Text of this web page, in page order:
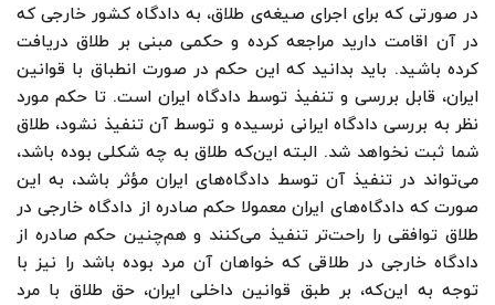
در صورتی که برای اجرای صیغه‌ی طلاق، به دادگاه کشور خارجی که
در آن اقامت دارید مراجعه کرده و حکمی مبنی بر طلاق دریافت
کرده باشید. باید بدانید که این حکم در صورت انطباق با قوانین
ایران، قابل بررسی و تنفیذ توسط دادگاه ایران است. تا حکم مورد
نظر به بررسی دادگاه ایرانی نرسیده و توسط آن تنفیذ نشود، طلاق
شما ثبت نخواهد شد. البته این‌که طلاق به چه شکلی بوده باشد،
می‌تواند در تنفیذ آن توسط دادگاه‌های ایران مؤثر باشد، به این
صورت که دادگاه‌های ایران معمولا حکم صادره از دادگاه خارجی در
طلاق توافقی را راحت‌تر تنفیذ می‌کنند و هم‌چنین حکم صادره از
دادگاه خارجی در طلاقی که خواهان آن مرد بوده باشد را نیز با
توجه به این‌که، بر طبق قوانین داخلی ایران، حق طلاق با مرد